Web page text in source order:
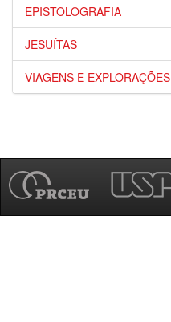
EPISTOLOGRAFIA
JESUÍTAS
VIAGENS E EXPLORAÇÕES